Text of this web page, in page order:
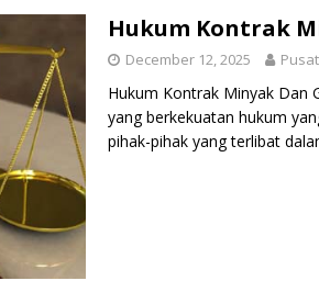
Hukum Kontrak
December 12, 2025
Hukum Kontrak Minyak Dan
yang berkekuatan hukum
pihak-pihak yang terlibat